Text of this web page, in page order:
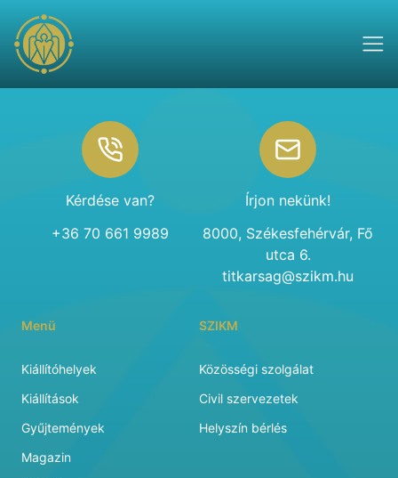
Kérdése van?
+36 70 661 9989
Írjon nekünk!
8000, Székesfehérvár, Fő
utca 6.
titkarsag@szikm.hu
Menü
Kiállítóhelyek
Kiállítások
Gyűjtemények
Magazin
SZIKM
Közösségi szolgálat
Civil szervezetek
Helyszín bérlés